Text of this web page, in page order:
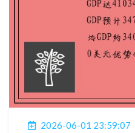
2026-06-01 23:59:07